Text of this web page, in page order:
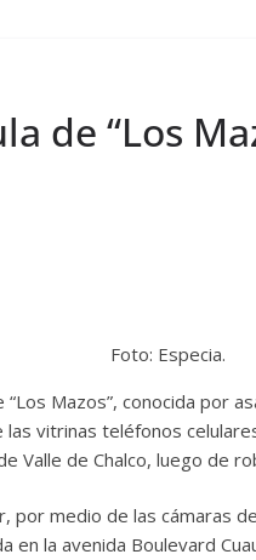
de “Los
Foto: Especia.
Mazos”, conocida por
vitrinas teléfonos
Valle de Chalco, luego de
por medio de las cámaras
en la avenida Boulevard